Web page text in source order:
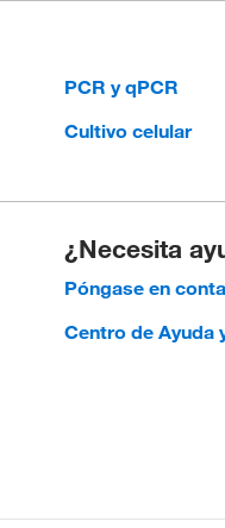
PCR y qPCR
Cultivo celular
¿Necesita
Póngase en
Centro de Ayuda